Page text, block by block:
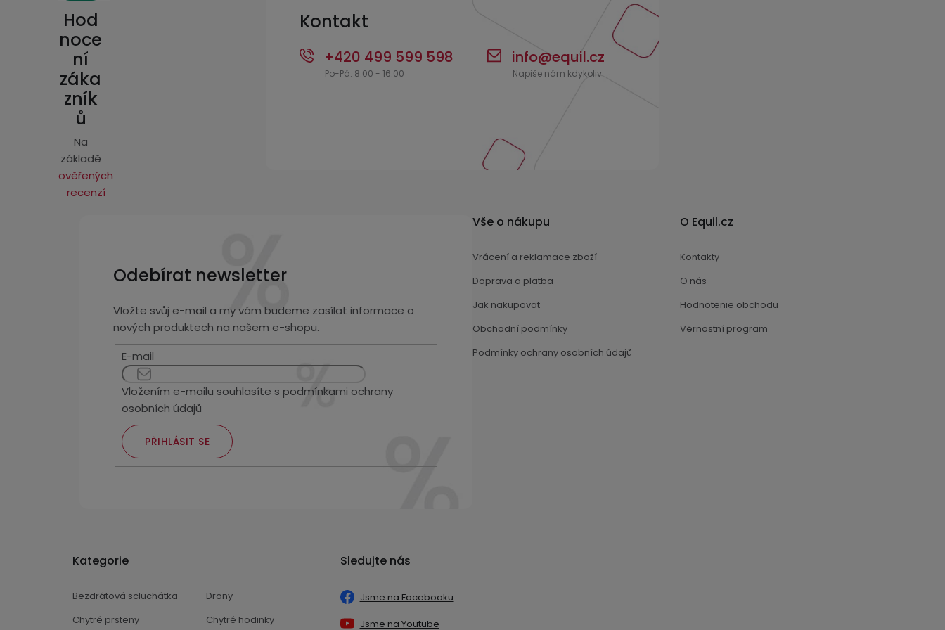
Hod
noce
ní
záka
zník
ů
Na
základě
ověřených
recenzí
Kontakt
info@equil.cz
+420 499 599 598
Odebírat newsletter
Vložte svůj e-mail a my vám budeme zasílat informace o
nových produktech na našem e-shopu.
E-mail
Vložením e-mailu souhlasíte spodmínkami ochrany
osobních údajů
PŘIHLÁSIT SE
Vše o nákupu
Vrácení a reklamace zboží
Doprava a platba
Jak nakupovat
Obchodní podmínky
Podmínky ochrany osobních údajů
O Equil.cz
Kontakty
O nás
Hodnotenie obchodu
Věrnostní program
Kategorie
Bezdrátová scluchátka
Drony
Chytré prsteny
Chytré hodinky
Sledujte nás
Jsme na Facebooku
Jsme na Youtube